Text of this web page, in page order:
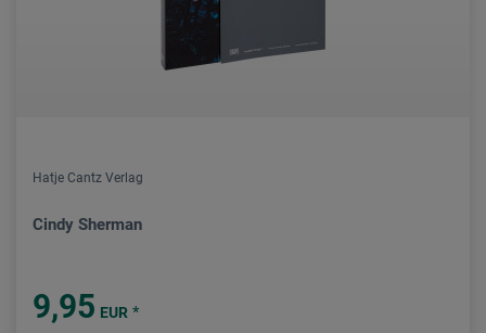
Hatje Cantz Verlag
Cindy Sherman
9,95 EUR *